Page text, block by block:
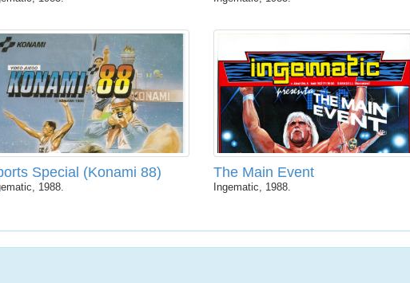
Special (Konami 88)
1988.
The Main Event
Ingematic, 1988.